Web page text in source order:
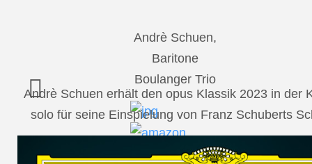
Andrè Schuen,
Baritone
Boulanger Trio
Andrè Schuen erhält den opus Klassik 2023 in der
solo für seine Einspielung von Franz Schuberts